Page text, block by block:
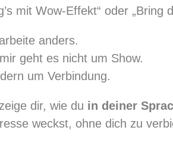
mit Wow-Effekt“ oder „Bring
anders.
geht es nicht um Show.
um Verbindung.
dir, wie du in deiner
weckst, ohne dich zu